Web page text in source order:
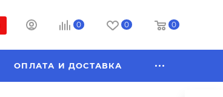
0 0 0
ОПЛАТА И ДОСТАВКА